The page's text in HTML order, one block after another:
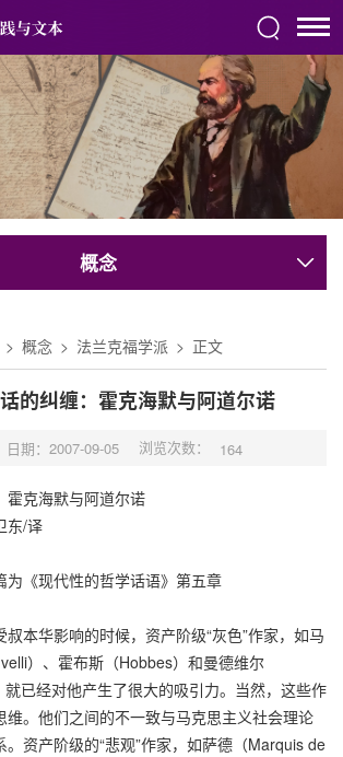
概念
> 概念 > 法兰克福学派 > 正文
的纠缠：霍克海默与阿道尔诺
日期：2007-09-05 浏览次数： 164
霍克海默与阿道尔诺
/译
《现代性的哲学话语》第五章
本华影响的时候，资产阶级“灰色”作家，如马
）、霍布斯（Hobbes）和曼德维尔
就已经对他产生了很大的吸引力。当然，这些作
维。他们之间的不一致与马克思主义社会理论
。资产阶级的“悲观”作家，如萨德（Marquis de